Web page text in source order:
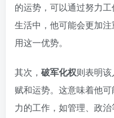
的运势，可以通过努力
生活中，他可能会更加
用这一优势。
其次， 破军化权则表明
赋和运势。这意味着他
力的工作，如管理、政